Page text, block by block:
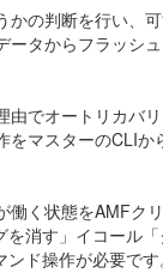
の判断を行い、
ータからフラッシ
でオートリカバ
マスターのCLI
働く状態をAMFク
消す」イコール
ンド操作が必要で